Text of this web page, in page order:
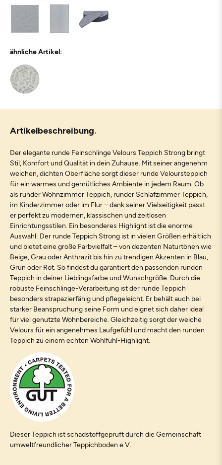
ähnliche Artikel:
Artikelbeschreibung
Der elegante runde Feinschlinge Velours Teppich Strong bringt
Stil, Komfort und Qualität in dein Zuhause. Mit seiner angenehm
weichen, dichten Oberfläche sorgt dieser runde Veloursteppich
für ein warmes und gemütliches Ambiente in jedem Raum. Ob
als runder Wohnzimmer Teppich, runder Schlafzimmer Teppich,
im Kinderzimmer oder im Flur – dank seiner Vielseitigkeit passt
er perfekt zu modernen, klassischen und zeitlosen
Einrichtungsstilen. Ein besonderes Highlight ist die enorme
Auswahl: Der runde Teppich Strong ist in vielen Größen erhältlich
und bietet eine große Farbvielfalt – von dezenten Naturtönen wie
Beige, Grau oder Anthrazit bis hin zu trendigen Akzenten in Blau,
Grün oder Rot. So findest du garantiert den passenden runden
Teppich in deiner Lieblingsfarbe und Wunschgröße. Durch die
robuste Feinschlinge-Verarbeitung ist der runde Teppich
besonders strapazierfähig und pflegeleicht. Er behält auch bei
starker Beanspruchung seine Form und eignet sich daher ideal
für viel genutzte Wohnbereiche. Gleichzeitig sorgt der weiche
Velours für ein angenehmes Laufgefühl und macht den runden
Teppich zu einem echten Wohlfühl-Highlight.
Dieser Teppich ist schadstoffgeprüft durch die Gemeinschaft
umweltfreundlicher Teppichboden e.V.